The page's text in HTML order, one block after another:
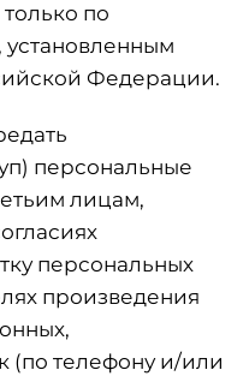
по
установленным
Федерации.
персональные
лицам,
персональных
произведения
(по телефону и/или